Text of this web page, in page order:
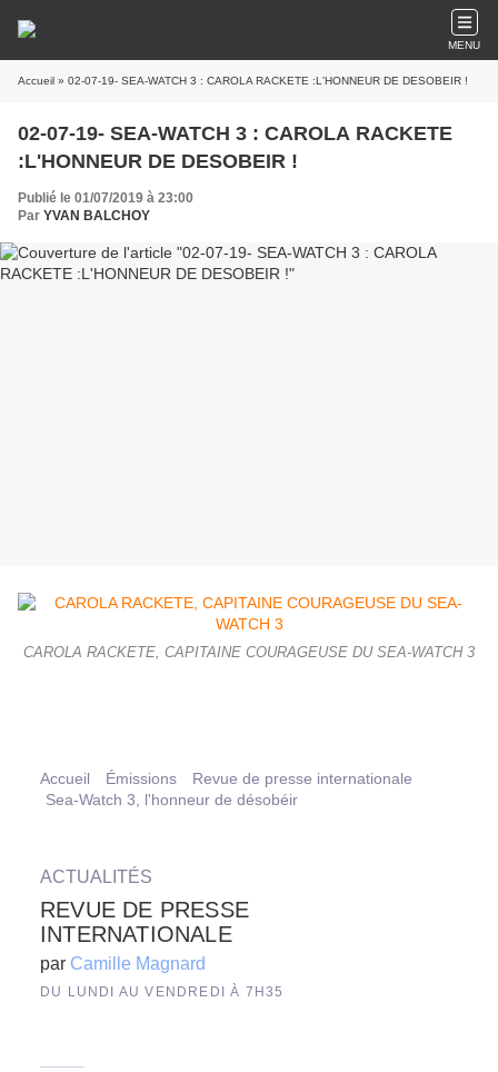
MENU
Accueil » 02-07-19- SEA-WATCH 3 : CAROLA RACKETE :L'HONNEUR DE DESOBEIR !
02-07-19- SEA-WATCH 3 : CAROLA RACKETE
:L'HONNEUR DE DESOBEIR !
Publié le 01/07/2019 à 23:00
Par YVAN BALCHOY
CAROLA RACKETE, CAPITAINE COURAGEUSE DU SEA-WATCH 3
Accueil Émissions
Revue de presse internationale
Sea-Watch 3, l'honneur de désobéir
ACTUALITÉS
REVUE DE PRESSE
INTERNATIONALE
par Camille Magnard
DU LUNDI AU VENDREDI À 7H35